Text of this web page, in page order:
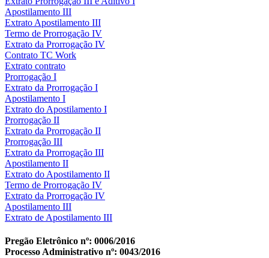
Apostilamento III
Extrato Apostilamento III
Termo de Prorrogação IV
Extrato da Prorrogação IV
Contrato TC Work
Extrato contrato
Prorrogação I
Extrato da Prorrogação I
Apostilamento I
Extrato do Apostilamento I
Prorrogação II
Extrato da Prorrogação II
Prorrogação III
Extrato da Prorrogação III
Apostilamento II
Extrato do Apostilamento II
Termo de Prorrogação IV
Extrato da Prorrogação IV
Apostilamento III
Extrato de Apostilamento III
Pregão Eletrônico nº: 0006/2016
Processo Administrativo nº: 0043/2016